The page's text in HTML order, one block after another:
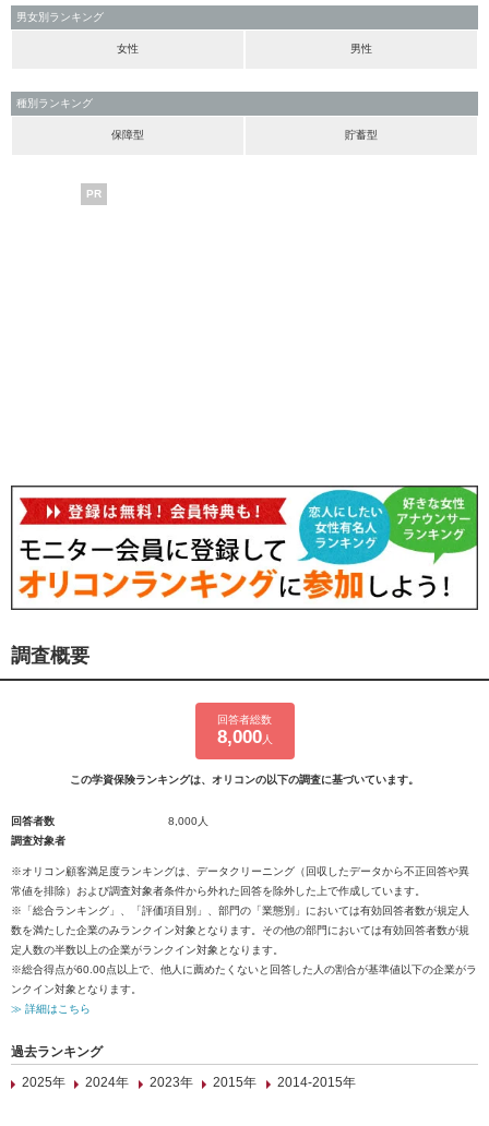
男女別ランキング
女性 男性
種別ランキング
保障型 貯蓄型
PR
調査概要
回答者総数
8,000人
この学資保険ランキングは、オリコンの以下の調査に基づいています。
回答者数
8,000人
調査対象者
※オリコン顧客満足度ランキングは、データクリーニング（回収したデータから不正回答や異
常値を排除）および調査対象者条件から外れた回答を除外した上で作成しています。
※「総合ランキング」、「評価項目別」、部門の「業態別」においては有効回答者数が規定人
数を満たした企業のみランクイン対象となります。その他の部門においては有効回答者数が規
定人数の半数以上の企業がランクイン対象となります。
※総合得点が60.00点以上で、他人に薦めたくないと回答した人の割合が基準値以下の企業がラ
ンクイン対象となります。
≫ 詳細はこちら
過去ランキング
2025年
2024年 2023年 2015年 2014-2015年